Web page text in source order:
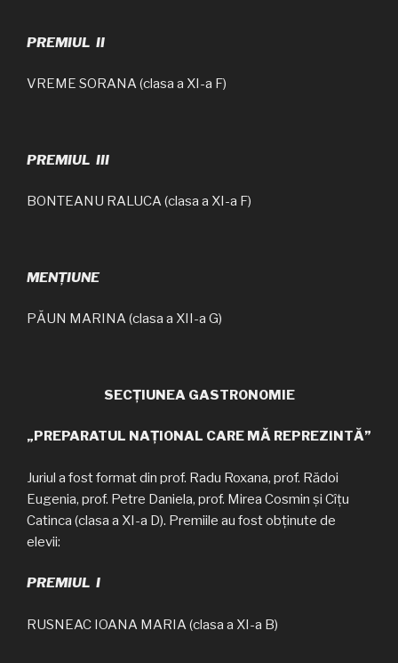
PREMIUL II
VREME SORANA (clasa a XI-a F)
PREMIUL III
BONTEANU RALUCA (clasa a XI-a F)
MENȚIUNE
PĂUN MARINA (clasa a XII-a G)
SECȚIUNEA GASTRONOMIE
„PREPARATUL NAȚIONAL CARE MĂ REPREZINTĂ”
Juriul a fost format din prof. Radu Roxana, prof. Rădoi
Eugenia, prof. Petre Daniela, prof. Mirea Cosmin și Cîțu
Catinca (clasa a XI-a D). Premiile au fost obținute de
elevii:
PREMIUL I
RUSNEAC IOANA MARIA (clasa a XI-a B)